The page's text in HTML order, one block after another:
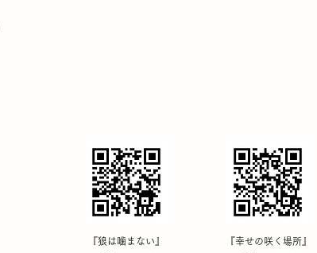
『狼は噛まない』
『幸せの咲く場所』